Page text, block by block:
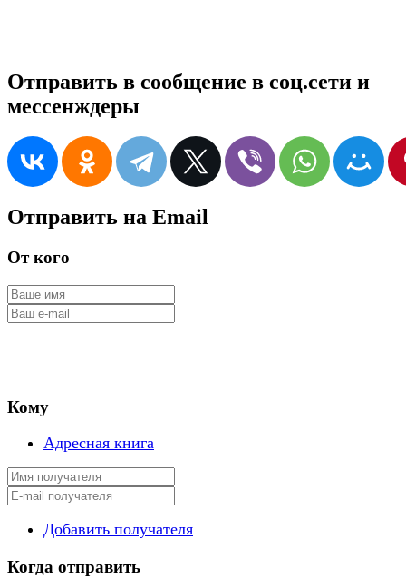
Отправить в сообщение в соц.сети и
мессенждеры
Отправить на Email
От кого
Кому
Адресная книга
Добавить получателя
Когда отправить